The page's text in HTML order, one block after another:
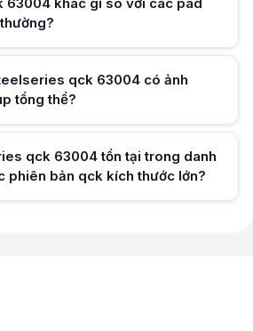
qck 63004 có ảnh
tổng thể?
qck 63004 tồn tại trong danh
phiên bản qck kích thước lớn?